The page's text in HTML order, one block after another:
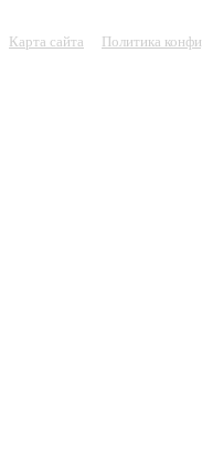
Карта сайта Политика